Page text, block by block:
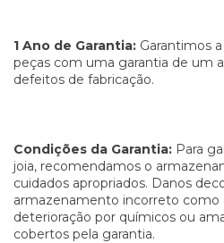
1 Ano de Garantia: Garantimos
peças com uma garantia de um
defeitos de fabricação.
Condições da Garantia: Para
joia, recomendamos o
cuidados apropriados. Danos
armazenamento incorreto como
deterioração por químicos ou
cobertos pela garantia.